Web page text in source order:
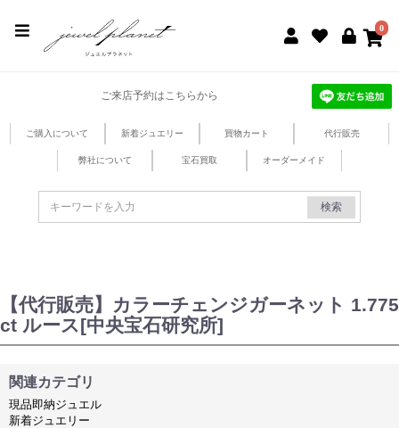
0
ご来店予約はこちらから
ご購入について 新着ジュエリー 買物カート 代行販売
弊社について 宝石買取 オーダーメイド
検索
【代行販売】カラーチェンジガーネット 1.775
ct ルース[中央宝石研究所]
関連カテゴリ
現品即納ジュエル
新着ジュエリー